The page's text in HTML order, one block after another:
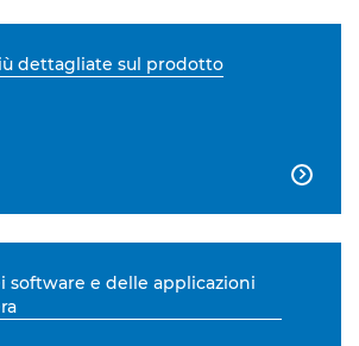
dettagliate sul prodotto

software e delle applicazioni